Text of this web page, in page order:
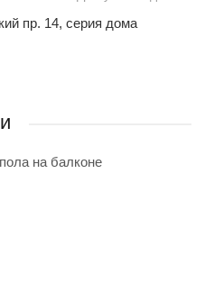
пр. 14, серия дома
на балконе